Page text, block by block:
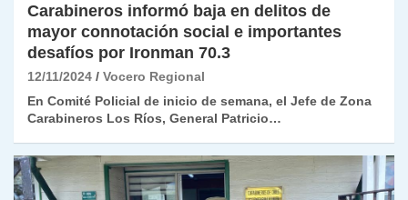
Carabineros informó baja en delitos de
mayor connotación social e importantes
desafíos por Ironman 70.3
12/11/2024
Vocero Regional
En Comité Policial de inicio de semana, el Jefe de Zona
Carabineros Los Ríos, General Patricio…